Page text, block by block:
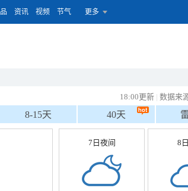
资讯 视频 节气 更多
18:00更新 | 数据来
8-15天 40天
7日夜间 8